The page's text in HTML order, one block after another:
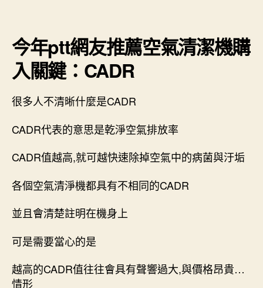
今年ptt網友推薦空氣清潔機購
入關鍵：CADR
很多人不清晰什麼是CADR
CADR代表的意思是乾淨空氣排放率
CADR值越高,就可越快速除掉空氣中的病菌與汙垢
各個空氣清淨機都具有不相同的CADR
並且會清楚註明在機身上
可是需要當心的是
越高的CADR值往往會具有聲響過大,與價格昂貴…
情形